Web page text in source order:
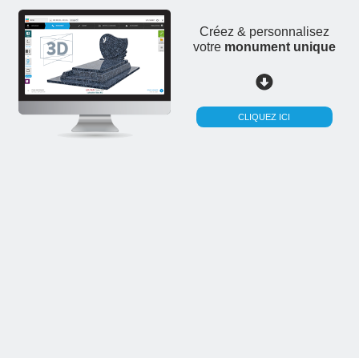
Créez & personnalisez
votre monument unique
CLIQUEZ ICI